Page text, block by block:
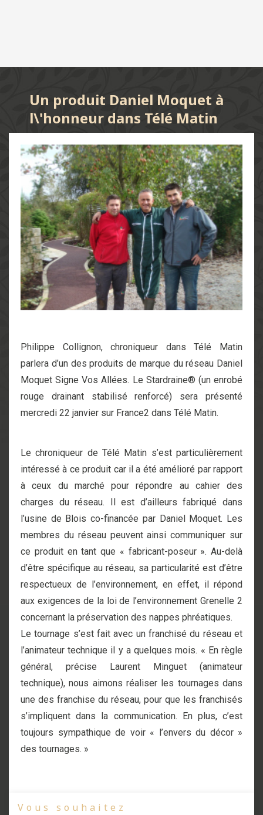
Un produit Daniel Moquet à
l\'honneur dans Télé Matin
Philippe Collignon, chroniqueur dans Télé Matin
parlera d’un des produits de marque du réseau Daniel
Moquet Signe Vos Allées. Le Stardraine® (un enrobé
rouge drainant stabilisé renforcé) sera présenté
mercredi 22 janvier sur France2 dans Télé Matin.
Le chroniqueur de Télé Matin s’est particulièrement
intéressé à ce produit car il a été amélioré par rapport
à ceux du marché pour répondre au cahier des
charges du réseau. Il est d’ailleurs fabriqué dans
l’usine de Blois co-financée par Daniel Moquet. Les
membres du réseau peuvent ainsi communiquer sur
ce produit en tant que « fabricant-poseur ». Au-delà
d’être spécifique au réseau, sa particularité est d’être
respectueux de l’environnement, en effet, il répond
aux exigences de la loi de l’environnement Grenelle 2
concernant la préservation des nappes phréatiques.
Le tournage s’est fait avec un franchisé du réseau et
l’animateur technique il y a quelques mois. « En règle
général, précise Laurent Minguet (animateur
technique), nous aimons réaliser les tournages dans
une des franchise du réseau, pour que les franchisés
s’impliquent dans la communication. En plus, c’est
toujours sympathique de voir « l’envers du décor »
des tournages. »
Vous souhaitez